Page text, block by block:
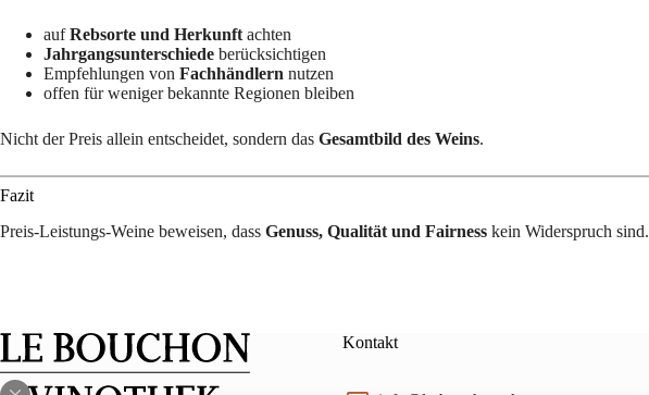
aufRebsorte und Herkunft achten
Jahrgangsunterschiede berücksichtigen
Empfehlungen von Fachhändlern nutzen
offen für weniger bekannte Regionen bleiben
Nicht der Preis allein entscheidet, sondern das Gesamtbild des Weins.
Fazit
Preis-Leistungs-Weine beweisen, dass Genuss, Qualität und Fairness kein Widerspruch
Kontakt